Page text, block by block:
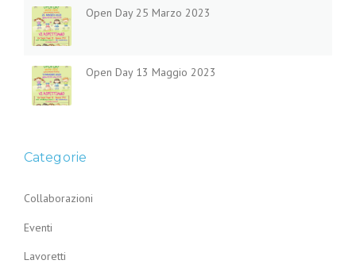
Open Day 25 Marzo 2023
Open Day 13 Maggio 2023
Categorie
Collaborazioni
Eventi
Lavoretti